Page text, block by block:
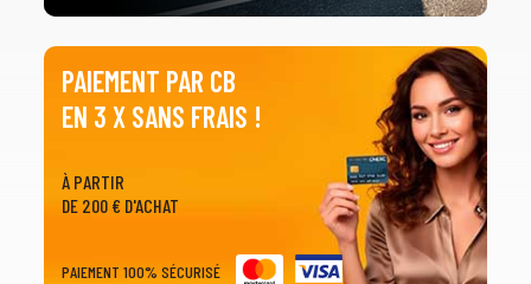
PAIEMENT PAR CB
EN 3 X SANS FRAIS !
À PARTIR
DE 200 € D'ACHAT
PAIEMENT 100% SÉCURISÉ